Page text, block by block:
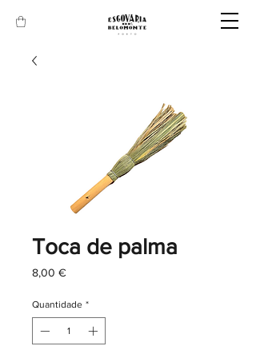
Toca de palma
8,00 €Preço
Quantidade *